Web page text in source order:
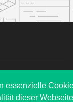
essenzielle
dieser